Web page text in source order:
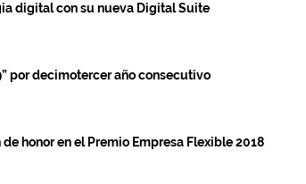
digital con su nueva Digital Suite
por decimotercer año consecutivo
honor en el Premio Empresa Flexible 2018